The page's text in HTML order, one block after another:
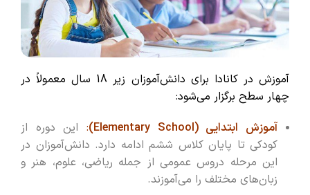
آموزش در کانادا برای دانش‌آموزان زیر 18 سال معمولاً در
چهار سطح برگزار می‌شود:
آموزش ابتدایی (Elementary School)
: این دوره از
کودکی تا پایان کلاس ششم ادامه دارد. دانش‌آموزان در
این مرحله دروس عمومی از جمله ریاضی، علوم، هنر و
زبان‌های مختلف را می‌آموزند.